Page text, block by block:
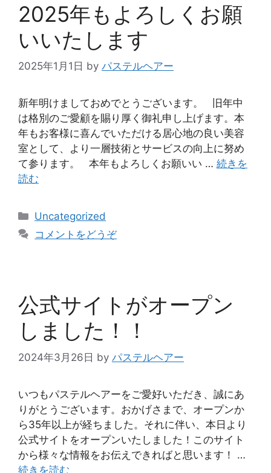
2025年もよろしくお願
いいたします
2025年1月1日 by パステルヘアー
新年明けましておめでとうございます。 旧年中
は格別のご愛顧を賜り厚く御礼申し上げます。本
年もお客様に喜んでいただける居心地の良い美容
室として、より一層技術とサービスの向上に努め
て参ります。 本年もよろしくお願いい … 続きを
読む
Uncategorized
コメントをどうぞ
公式サイトがオープン
しました！！
2024年3月26日 by パステルヘアー
いつもパステルヘアーをご愛好いただき、誠にあ
りがとうございます。おかげさまで、オープンか
ら35年以上が経ちました。それに伴い、本日より
公式サイトをオープンいたしました！このサイト
から様々な情報をお伝えできればと思います！ …
続きを読む